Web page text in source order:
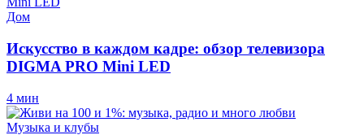
Дом
Искусство в каждом кадре: обзор телевизора
DIGMA PRO Mini LED
4 мин
Музыка и клубы